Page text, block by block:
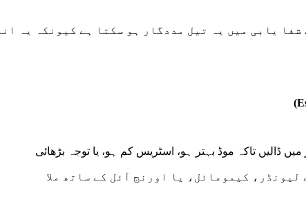
یابی میں یہ تیل مددگار ہو سکتا ہے کیونکہ یہ
میں ڈالیں تاکہ موڈ بہتر ہو، اسٹریس کم ہو، یا توجہ بڑھائی
کیمومائل، یا اورنج آئل کے ساتھ ملا